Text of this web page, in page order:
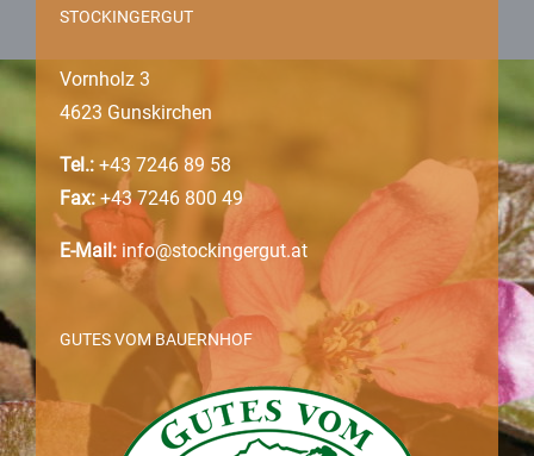
STOCKINGERGUT
Vornholz 3
4623 Gunskirchen
Tel.: +43 7246 89 58
Fax: +43 7246 800 49
E-Mail: info@stockingergut.at
GUTES VOM BAUERNHOF